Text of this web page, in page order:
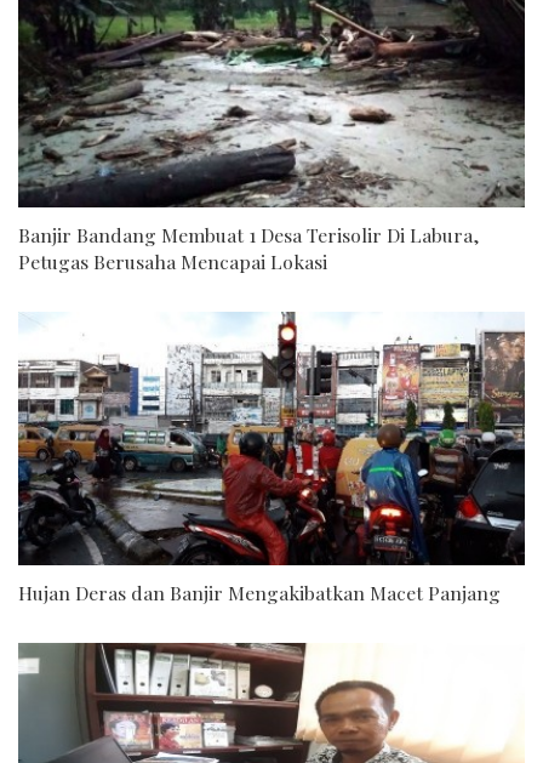
Banjir Bandang Membuat 1 Desa Terisolir Di Labura,
Petugas Berusaha Mencapai Lokasi
Hujan Deras dan Banjir Mengakibatkan Macet Panjang